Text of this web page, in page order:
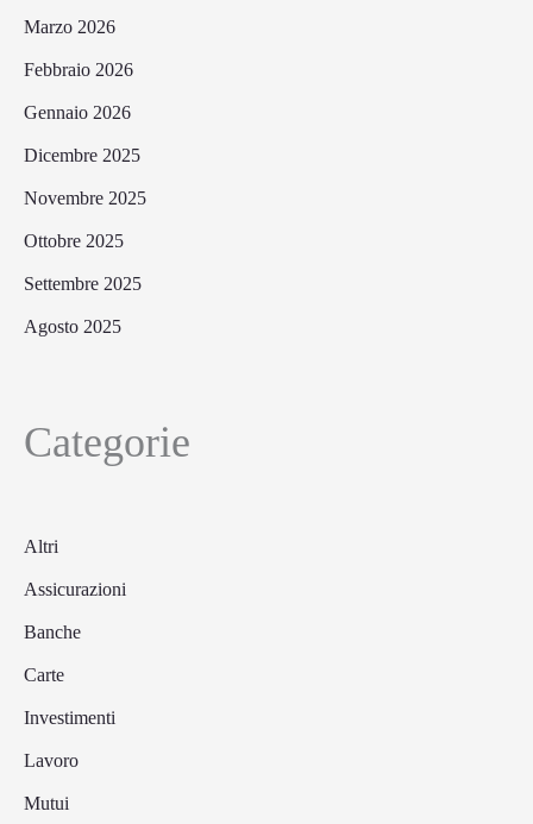
Marzo 2026
Febbraio 2026
Gennaio 2026
Dicembre 2025
Novembre 2025
Ottobre 2025
Settembre 2025
Agosto 2025
Categorie
Altri
Assicurazioni
Banche
Carte
Investimenti
Lavoro
Mutui